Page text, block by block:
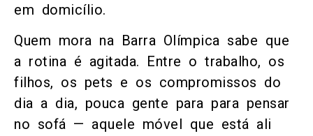
em domicílio.
Quem mora na Barra Olímpica sabe que
a rotina é agitada. Entre o trabalho, os
filhos, os pets e os compromissos do
dia a dia, pouca gente para para pensar
no sofá — aquele móvel que está ali